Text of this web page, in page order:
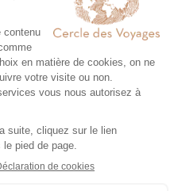
à l'île de
€/pers
de Pacific Rim - Parc